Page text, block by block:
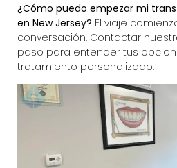
¿Cómo puedo empezar mi
en New Jersey? El viaje
conversación. Contactar
paso para entender tus
tratamiento personalizado.